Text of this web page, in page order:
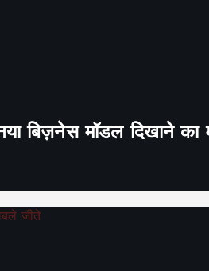
बिज़नेस मॉडल दिखाने का